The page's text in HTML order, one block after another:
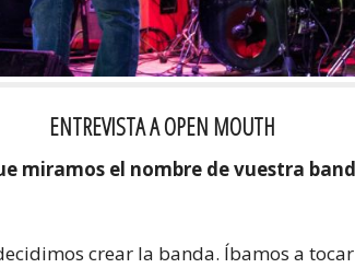
ENTREVISTA A OPEN MOUTH
miramos el nombre de vuestra
crear la banda. Íbamos a